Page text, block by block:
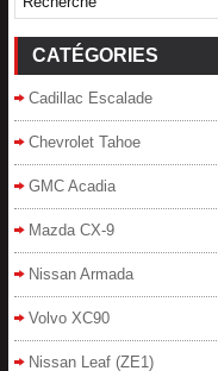
CATÉGORIES
Cadillac Escalade
Chevrolet Tahoe
GMC Acadia
Mazda CX-9
Nissan Armada
Volvo XC90
Nissan Leaf (ZE1)